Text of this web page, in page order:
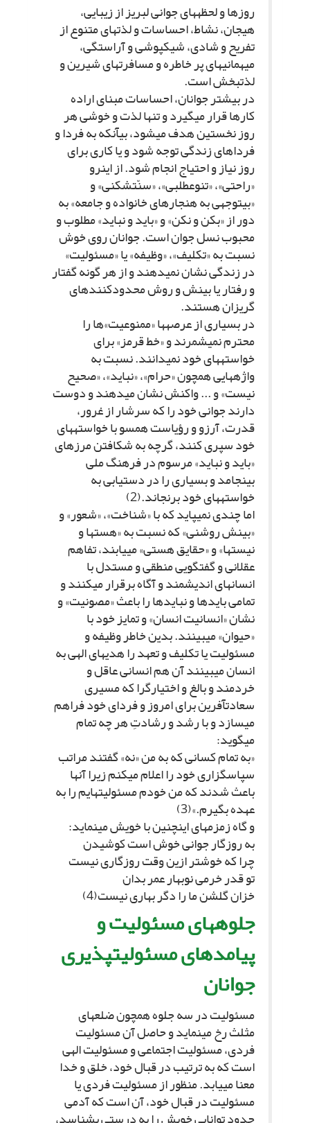
روزها و لحظه‏هاى جوانى لبریز از زیبایى،
هیجان، نشاط، احساسات و لذت‏هاى متنوع از
تفریح و شادى، شیک‏پوشى و آراستگى،
میهمانى‏هاى پر خاطره و مسافرت‏هاى شیرین و
لذت‏بخش است.
در بیشتر جوانان، احساسات مبناى اراده
کارها قرار مى‏گیرد و تنها لذت و خوشى هر
روز نخستین هدف مى‏شود، بى‏آنکه به فردا و
فرداهاى زندگى توجه شود و یا کارى براى
روز نیاز و احتیاج انجام شود. از این‏رو
«راحتى»، «تنوع‏طلبى»، «سنّت‏شکنى» و
«بى‏توجهى به هنجارهاى خانواده و جامعه» به
دور از «بکن و نکن» و «باید و نباید» مطلوب و
محبوب نسل جوان است. جوانان روى خوش
نسبت به «تکلیف»، «وظیفه» یا «مسئولیت»
در زندگى نشان نمى‏دهند و از هر گونه گفتار
و رفتار یا بینش و روش محدودکننده‏اى
گریزان هستند.
در بسیارى از عرصه‏ها «ممنوعیت»ها را
محترم نمى‏شمرند و «خط قرمز» براى
خواسته‏هاى خود نمى‏دانند. نسبت به
واژه‏هایى همچون «حرام»، «نباید»، «صحیح
نیست» و ... واکنش نشان مى‏دهند و دوست
دارند جوانى خود را که سرشار از غرور،
قدرت، آرزو و رؤیاست همسو با خواسته‏هاى
خود سپرى کنند، گرچه به شکافتن مرزهاى
«باید و نباید» مرسوم در فرهنگ ملى
بینجامد و بسیارى را در دستیابى به
خواسته‏هاى خود برنجاند.(2)
اما چندى نمى‏پاید که با «شناخت»، «شعور» و
«بینش روشنى» که نسبت به «هست‏ها و
نیست‏ها» و «حقایق هستى» مى‏یابند، تفاهم
عقلانى و گفتگویى منطقى و مستدل با
انسان‏هاى اندیشمند و آگاه برقرار مى‏کنند و
تمامى بایدها و نبایدها را باعث «مصونیت» و
نشان «انسانیت انسان» و تمایز خود با
«حیوان» مى‏بینند. بدین خاطر وظیفه و
مسئولیت یا تکلیف و تعهد را هدیه‏اى الهى به
انسان مى‏بینند آن هم انسانى عاقل و
خردمند و بالغ و اختیارگرا که مسیرى
سعادت‏آفرین براى امروز و فرداى خود فراهم
مى‏سازد و با رشد و رشادتِ هر چه تمام
مى‏گوید:
«به تمام کسانى که به من «نه» گفتند مراتب
سپاسگزارى خود را اعلام مى‏کنم زیرا آنها
باعث شدند که من خودم مسئولیت‏هایم را به
عهده بگیرم.»(3)
و گاه زمزمه‏اى اینچنین با خویش مى‏نماید:
به روزگار جوانى خوش است کوشیدن‏
چرا که خوش‏تر ازین وقت روزگارى نیست‏
تو قدر خرمى نوبهار عمر بدان‏
خزان گلشن ما را دگر بهارى نیست(4)
جلوه‏هاى مسئولیت و
پیامدهاى مسئولیت‏پذیرى
جوانان‏
مسئولیت در سه جلوه همچون ضلع‏هاى
مثلث رخ مى‏نماید و حاصل آن مسئولیت
فردى، مسئولیت اجتماعى و مسئولیت الهى
است که به ترتیب در قبال خود، خلق و خدا
معنا مى‏یابد. منظور از مسئولیت فردى یا
مسئولیت در قبال خود، آن است که آدمى